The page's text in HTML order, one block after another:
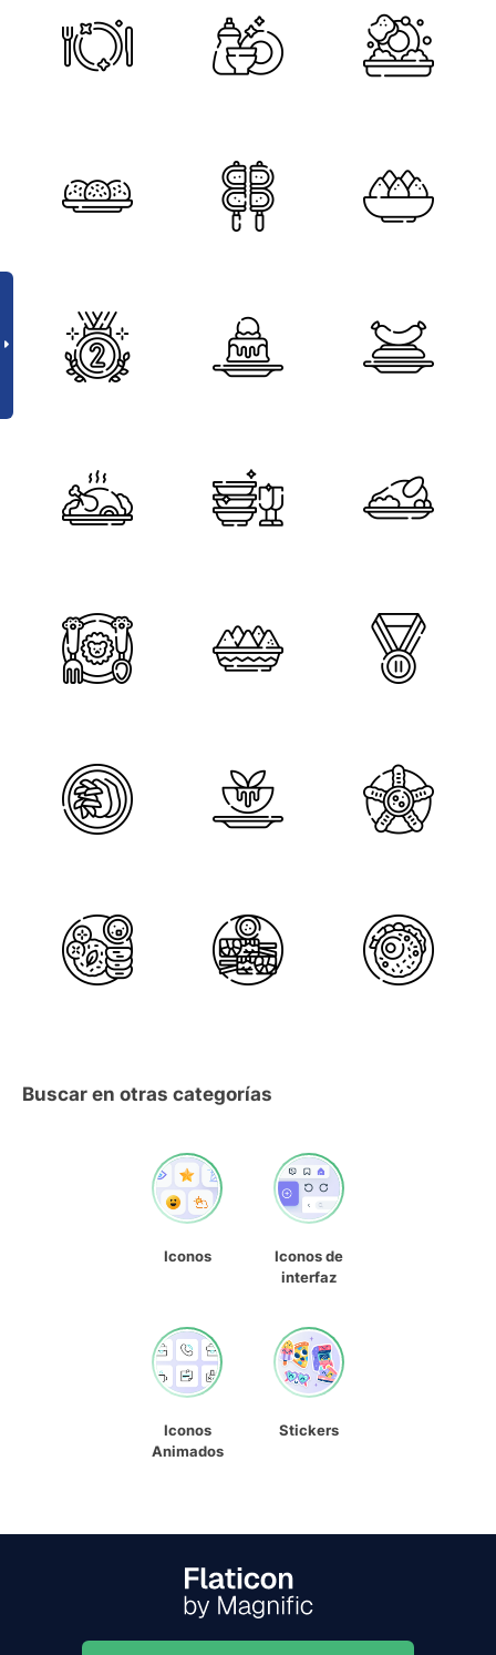
Buscar en otras categorías
Iconos
Iconos de
interfaz
Iconos
Animados
Stickers